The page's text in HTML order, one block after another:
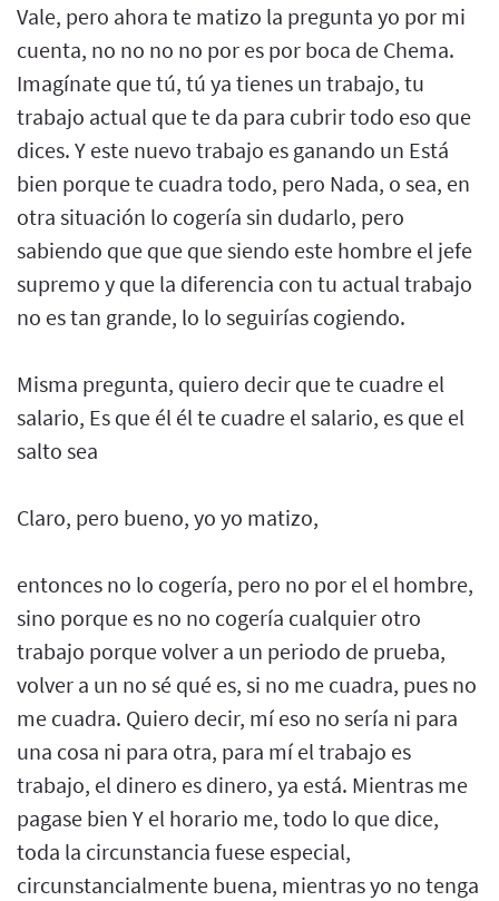
Vale, pero ahora te matizo la pregunta yo por mi
cuenta, no no no no por es por boca de Chema.
Imagínate que tú, tú ya tienes un trabajo, tu
trabajo actual que te da para cubrir todo eso que
dices. Y este nuevo trabajo es ganando un Está
bien porque te cuadra todo, pero Nada, o sea, en
otra situación lo cogería sin dudarlo, pero
sabiendo que que que siendo este hombre el jefe
supremo y que la diferencia con tu actual trabajo
no es tan grande, lo lo seguirías cogiendo.
Misma pregunta, quiero decir que te cuadre el
salario, Es que él él te cuadre el salario, es que el
salto sea
Claro, pero bueno, yo yo matizo,
entonces no lo cogería, pero no por el el hombre,
sino porque es no no cogería cualquier otro
trabajo porque volver a un periodo de prueba,
volver a un no sé qué es, si no me cuadra, pues no
me cuadra. Quiero decir, mí eso no sería ni para
una cosa ni para otra, para mí el trabajo es
trabajo, el dinero es dinero, ya está. Mientras me
pagase bien Y el horario me, todo lo que dice,
toda la circunstancia fuese especial,
circunstancialmente buena, mientras yo no tenga